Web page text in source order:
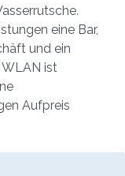
eine Bar,
und ein
ist
Aufpreis